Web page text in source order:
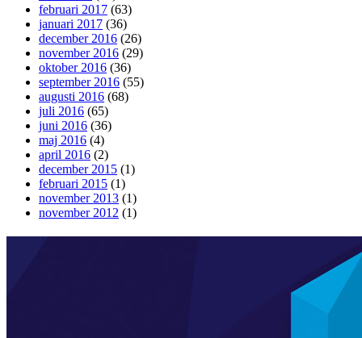
februari 2017 (63)
januari 2017 (36)
december 2016 (26)
november 2016 (29)
oktober 2016 (36)
september 2016 (55)
augusti 2016 (68)
juli 2016 (65)
juni 2016 (36)
maj 2016 (4)
april 2016 (2)
december 2015 (1)
februari 2015 (1)
november 2013 (1)
november 2012 (1)